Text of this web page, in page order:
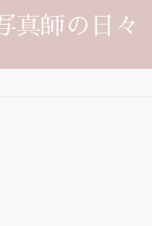
真師の日々